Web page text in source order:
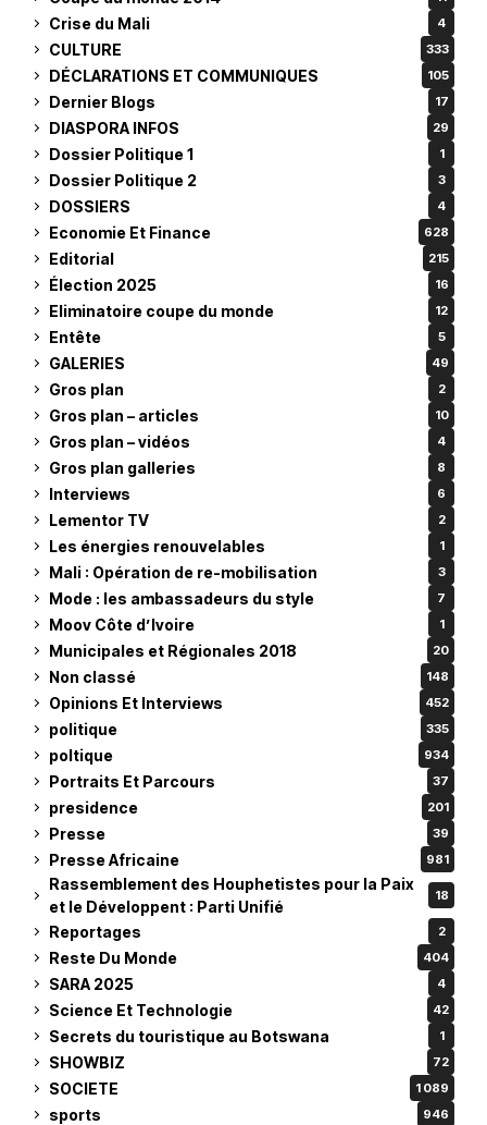
Crise du Mali 4
CULTURE 333
DÉCLARATIONS ET COMMUNIQUES 105
Dernier Blogs 17
DIASPORA INFOS 29
Dossier Politique 1 1
Dossier Politique 2 3
DOSSIERS 4
Economie Et Finance 628
Editorial 215
Élection 2025 16
Eliminatoire coupe du monde 12
Entête 5
GALERIES 49
Gros plan 2
Gros plan – articles 10
Gros plan – vidéos 4
Gros plan galleries 8
Interviews 6
Lementor TV 2
Les énergies renouvelables 1
Mali : Opération de re-mobilisation 3
Mode : les ambassadeurs du style 7
Moov Côte d’Ivoire 1
Municipales et Régionales 2018 20
Non classé 148
Opinions Et Interviews 452
politique 335
poltique 934
Portraits Et Parcours 37
presidence 201
Presse 39
Presse Africaine 981
Rassemblement des Houphetistes pour la Paix
et le Développent : Parti Unifié
18
Reportages 2
Reste Du Monde 404
SARA 2025 4
Science Et Technologie 42
Secrets du touristique au Botswana 1
SHOWBIZ 72
SOCIETE 1 089
sports 946